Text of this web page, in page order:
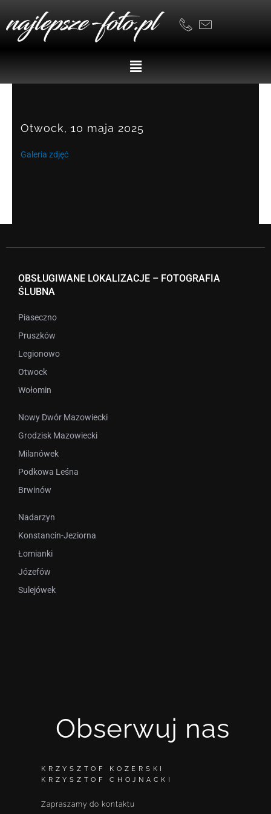
content
Menu
Otwock, 10 maja 2025
Galeria zdjęć
OBSŁUGIWANE LOKALIZACJE – FOTOGRAFIA
ŚLUBNA
Piaseczno
Pruszków
Legionowo
Otwock
Wołomin
Nowy Dwór Mazowiecki
Grodzisk Mazowiecki
Milanówek
Podkowa Leśna
Brwinów
Nadarzyn
Konstancin-Jeziorna
Łomianki
Józefów
Sulejówek
Obserwuj nas
KRZYSZTOF KOZERSKI
KRZYSZTOF CHOJNACKI
Zapraszamy do kontaktu